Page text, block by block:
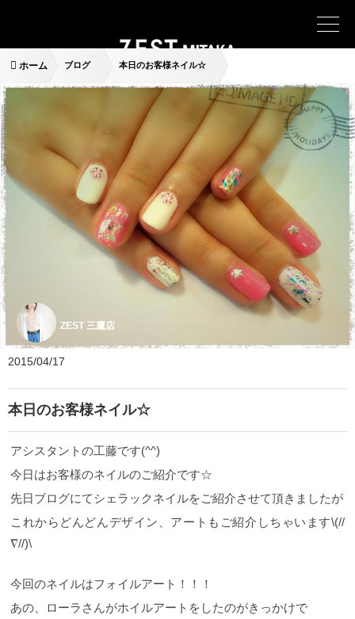
ホーム ブログ 本日のお客様ネイル☆
ZEST 三鷹店
2015/04/17
本日のお客様ネイル☆
アシスタントの工藤です(^^)
今日はお客様のネイルのご紹介です☆
先日ブログにてシェラックネイルをご紹介させて頂きましたが
これからどんどんデザイン、アートもご紹介しちゃいます\(//
∇//)\
今回のネイルはフォイルアート！！！
あの、ローラさんがホイルアートをしたのがきっかけで